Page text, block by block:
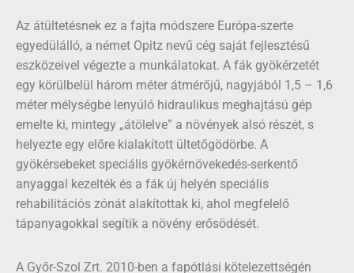
Az átültetésnek ez a fajta módszere Európa-szerte
egyedülálló, a német Opitz nevű cég saját fejlesztésű
eszközeivel végezte a munkálatokat. A fák gyökérzetét
egy körülbelül három méter átmérőjű, nagyjából 1,5 – 1,6
méter mélységbe lenyúló hidraulikus meghajtású gép
emelte ki, mintegy „átölelve” a növények alsó részét, s
helyezte egy előre kialakított ültetőgödörbe. A
gyökérsebeket speciális gyökérnövekedés-serkentő
anyaggal kezelték és a fák új helyén speciális
rehabilitációs zónát alakítottak ki, ahol megfelelő
tápanyagokkal segítik a növény erősödését.
A Győr-Szol Zrt. 2010-ben a fapótlási kötelezettségén